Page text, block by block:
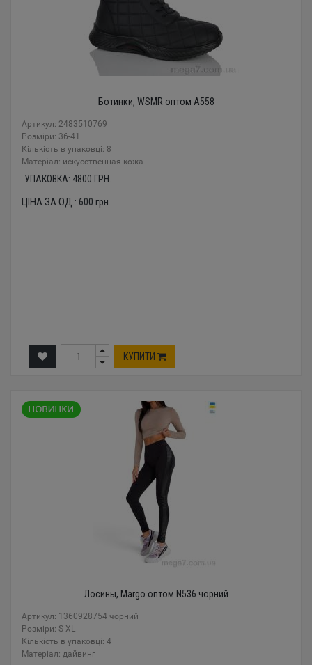
Ботинки, WSMR оптом A558
Артикул: 2483510769
Розміри: 36-41
Кількість в упаковці: 8
Mатеріал: искусственная кожа
УПАКОВКА: 4800 ГРН.
ЦІНА ЗА ОД.: 600 грн.
КУПИТИ
Лосины, Margo оптом N536 чорний
Артикул: 1360928754 чорний
Розміри: S-XL
Кількість в упаковці: 4
Mатеріал: дайвинг